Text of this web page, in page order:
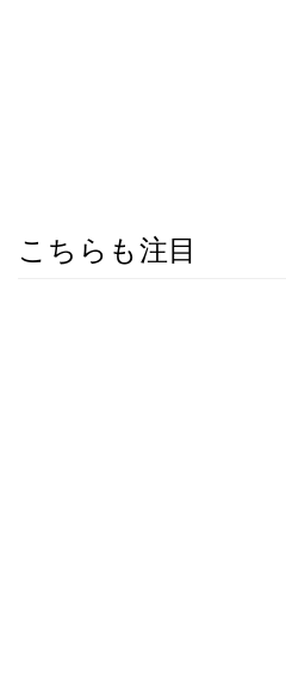
こちらも注目